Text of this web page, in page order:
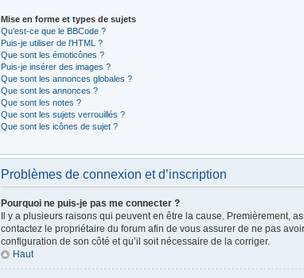
Mise en forme et types de sujets
Qu’est-ce que le BBCode ?
Puis-je utiliser de l’HTML ?
Que sont les émoticônes ?
Puis-je insérer des images ?
Que sont les annonces globales ?
Que sont les annonces ?
Que sont les notes ?
Que sont les sujets verrouillés ?
Que sont les icônes de sujet ?
Problèmes de connexion et d’inscription
Pourquoi ne puis-je pas me connecter ?
Il y a plusieurs raisons qui peuvent en être la cause. Premièrement,
contactez le propriétaire du forum afin de vous assurer de ne pas
configuration de son côté et qu’il soit nécessaire de la corriger.
Haut